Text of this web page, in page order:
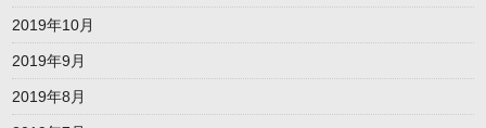
2019年10月
2019年9月
2019年8月